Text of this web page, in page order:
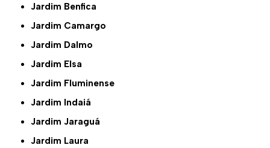
Jardim Benfica
Jardim Camargo
Jardim Dalmo
Jardim Elsa
Jardim Fluminense
Jardim Indaiá
Jardim Jaraguá
Jardim Laura